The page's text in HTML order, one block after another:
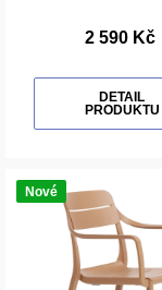
2 590 Kč
DETAIL
PRODUKTU
Nové